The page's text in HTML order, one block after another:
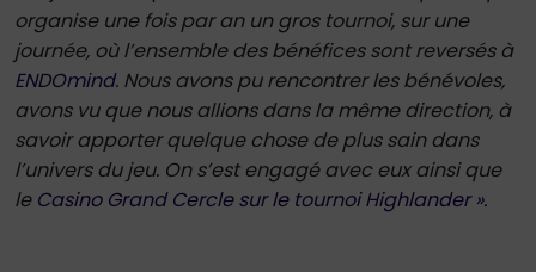
organise une fois par an un gros tournoi, sur une
journée, où l’ensemble des bénéfices sont reversés à
ENDOmind. Nous avons pu rencontrer les bénévoles,
avons vu que nous allions dans la même direction, à
savoir apporter quelque chose de plus sain dans
l’univers du jeu. On s’est engagé avec eux ainsi que
le Casino Grand Cercle sur le tournoi Highlander ».